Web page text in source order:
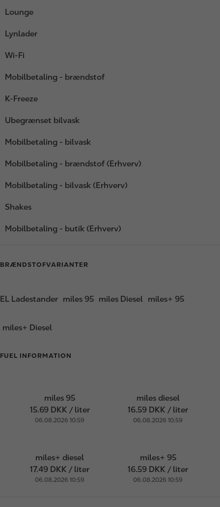
Lounge
Lynlader
Wi-Fi
Mobilbetaling - brændstof
K-Freeze
Ubegrænset bilvask
Mobilbetaling - bilvask
Mobilbetaling - brændstof (Erhverv)
Mobilbetaling - bilvask (Erhverv)
Shakes
Mobilbetaling - butik (Erhverv)
BRÆNDSTOFVARIANTER
EL Ladestander miles 95 miles Diesel miles+ 95
miles+ Diesel
FUEL INFORMATION
miles 95
15.69 DKK / liter
06.08.2026 10:59
miles diesel
16.59 DKK / liter
06.08.2026 10:59
miles+ diesel
17.49 DKK / liter
06.08.2026 10:59
miles+ 95
16.59 DKK / liter
06.08.2026 10:59